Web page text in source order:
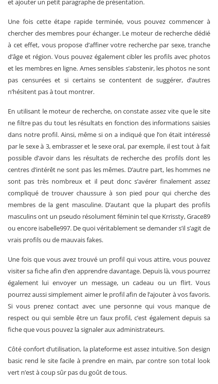
et ajouter un petit paragraphe de présentation.
Une fois cette étape rapide terminée, vous pouvez commencer à
chercher des membres pour échanger. Le moteur de recherche dédié
à cet effet, vous propose d’affiner votre recherche par sexe, tranche
d’âge et région. Vous pouvez également cibler les profils avec photos
et les membres en ligne. Ames sensibles s’abstenir, les photos ne sont
pas censurées et si certains se contentent de suggérer, d’autres
n’hésitent pas à tout montrer.
En utilisant le moteur de recherche, on constate assez vite que le site
ne filtre pas du tout les résultats en fonction des informations saisies
dans notre profil. Ainsi, même si on a indiqué que l’on était intéressé
par le sexe à 3, embrasser et le sexe oral, par exemple, il est tout à fait
possible d’avoir dans les résultats de recherche des profils dont les
centres d’intérêt ne sont pas les mêmes. D’autre part, les hommes ne
sont pas très nombreux et il peut donc s’avérer finalement assez
compliqué de trouver chaussure à son pied pour qui cherche des
membres de la gent masculine. D’autant que la plupart des profils
masculins ont un pseudo résolument féminin tel que Krrissty, Grace89
ou encore isabelle997. De quoi véritablement se demander s’il s’agit de
vrais profils ou de mauvais fakes.
Une fois que vous avez trouvé un profil qui vous attire, vous pouvez
visiter sa fiche afin d’en apprendre davantage. Depuis là, vous pourrez
également lui envoyer un message, un cadeau ou un flirt. Vous
pourrez aussi simplement aimer le profil afin de l’ajouter à vos favoris.
Si vous prenez contact avec une personne qui vous manque de
respect ou qui semble être un faux profil, c’est également depuis sa
fiche que vous pouvez la signaler aux administrateurs.
Côté confort d’utilisation, la plateforme est assez intuitive. Son design
basic rend le site facile à prendre en main, par contre son total look
vert n’est à coup sûr pas du goût de tous.